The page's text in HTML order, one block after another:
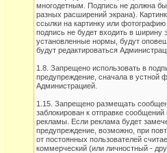
многодетным. Подпись не должна
разных расширений экрана).
ссылки на картинку или
подпись не будет входить в ширину
установленные нормы, будут
будут редактироваться
1.8. Запрещено использовать в
предупреждение, сначала в устной
Администрацией.
1.15. Запрещено размещать
заблокирован к отправке
рекламы. Если реклама будет
предупреждение, возможно, при
от постоянных пользователей
коммерческий (или личностный -